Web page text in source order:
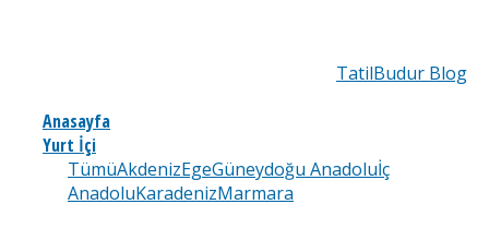
TatilBudur Blog
Anasayfa
Yurt İçi
TümüAkdenizEgeGüneydoğu Anadoluİç
AnadoluKaradenizMarmara